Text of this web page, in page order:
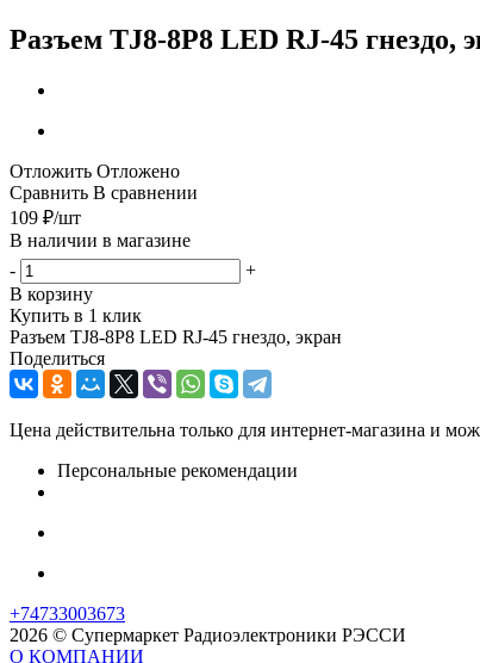
Разъем TJ8-8P8 LED RJ-45 гнездо,
Отложить Отложено
Сравнить В сравнении
109 ₽/шт
В наличии в магазине
-
+
В корзину
Купить в 1 клик
Разъем TJ8-8P8 LED RJ-45 гнездо, экран
Поделиться
Цена действительна только для интернет-магазина и
Персональные рекомендации
+74733003673
2026 © Супермаркет Радиоэлектроники РЭССИ
О КОМПАНИИ